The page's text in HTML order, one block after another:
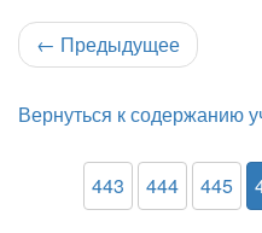
← Предыдущее
Вернуться к содержанию
443 444 445